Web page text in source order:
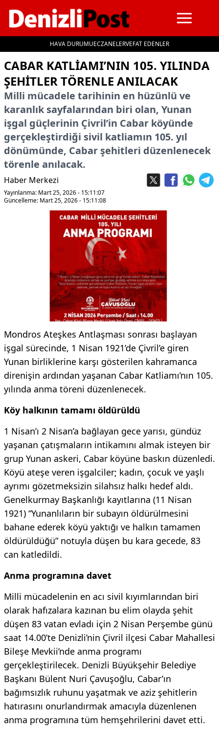
HAVA DURUMUECZANELERVEFAT EDENLER
CABAR KATLIAMI’NIN 105. YILINDA
ŞEHITLER TÖRENLE ANILACAK
Milli mücadele tarihinin en hüzünlü ve
karanlık sayfalarından biri olan, Yunan
işgal güçlerinin Çivril’in Cabar köyünde
gerçekleştirdiği sivil katliamın 105. yıl
dönümünde, Cabar şehitleri düzenlenecek
törenle anılacak.
Haber Merkezi
Yayınlanma: Mart 25, 2026 - 15:11:07
Güncelleme: Mart 25, 2026 - 15:11:08
Mondros Ateşkes Antlaşması sonrası başlayan
işgal sürecinde, 1 Nisan 1921’de Çivril’e giren
Yunan birliklerine karşı gösterilen kahramanca
direnişin ardından yaşanan Cabar Katliamı’nın 105.
yılında anma töreni düzenlenecek.
Köy halkının tamamı öldürüldü
1 Nisan’ı 2 Nisan’a bağlayan gece yarısı, gündüz
yaşanan çatışmaların intikamını almak isteyen bir
grup Yunan askeri, Cabar köyüne baskın düzenledi.
Köyü ateşe veren işgalciler; kadın, çocuk ve yaşlı
ayrımı gözetmeksizin silahsız halkı hedef aldı.
Genelkurmay Başkanlığı kayıtlarına (11 Nisan
1921) “Yunanlıların bir subayın öldürülmesini
bahane ederek köyü yaktığı ve halkın tamamen
öldürüldüğü” notuyla düşen bu kara gecede, 83
can katledildi.
Anma programına davet
Milli mücadelenin en acı sivil kıyımlarından biri
olarak hafızalara kazınan bu elim olayda şehit
düşen 83 vatan evladı için 2 Nisan Perşembe günü
saat 14.00’te Denizli’nin Çivril ilçesi Cabar Mahallesi
Bileşe Mevkii’nde anma programı
gerçekleştirilecek. Denizli Büyükşehir Belediye
Başkanı Bülent Nuri Çavuşoğlu, Cabar’ın
bağımsızlık ruhunu yaşatmak ve aziz şehitlerin
hatırasını onurlandırmak amacıyla düzenlenen
anma programına tüm hemşehrilerini davet etti.